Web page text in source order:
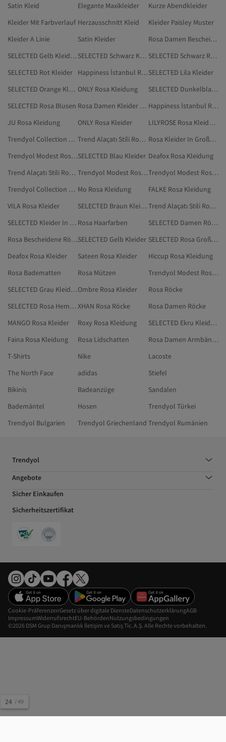
24 /49
Satin Kleid
Elegante Maxikleider
Kurze Abendkleider
Kleider Mit Farbverlauf Herzausschnitt Kleid
Kleider Paisley Muster
Kleider A Linie
Satin Kleider
Rosa Damen Bescheidene Kleider
SELECTED Gelb Kleidung
SELECTED Schwarz Kleider
SELECTED Schwarz Röcke
SELECTED Rot Kleider
Happiness İstanbul Rosa KleidungSELECTED Lila Kleider
SELECTED Orange Kleidung ONLY Rosa Kleidung
SELECTED Dunkelblau Kleidung
SELECTED Rosa Blusen
Rosa Damen Kleider In Großen Größen
Happiness İstanbul Rosa Kleider
JU Rosa Kleidung
ONLY Rosa Kleider
LILYROSE Rosa Kleidung
Trendyol Collection Rosa Mützen
Trend Alaçatı Stili Rosa Bescheidene Kleider
Rosa Kleider In Großen Größen
Trendyol Modest Rosa KleidungSELECTED Blau Kleider Deafox Rosa Kleidung
Trend Alaçatı Stili Rosa Kleider
Trendyol Modest Rosa Bescheidene Kleider
Trendyol Modest Rosa Kleider
Trendyol Collection Rosa Röcke Mo Rosa Kleidung
FALKE Rosa Kleidung
VILA Rosa Kleider
SELECTED Braun Kleidung
Trend Alaçatı Stili Rosa Kleidung
SELECTED Kleider In Großen Größen Rosa Haarfarben
SELECTED Damen Röcke
Rosa Bescheidene RöckeSELECTED Gelb Kleider
SELECTED Rosa Große Größen
Deafox Rosa Kleider
Sateen Rosa Kleider
Hiccup Rosa Kleidung
Rosa Badematten
Rosa Mützen
Trendyol Modest Rosa Modest Kleidung
SELECTED Grau KleidungOmbre Rosa Kleider
Rosa Röcke
SELECTED Rosa Hemden XHAN Rosa Röcke
Rosa Damen Röcke
MANGO Rosa Kleider
Roxy Rosa Kleidung
SELECTED Ekru Kleidung
Faina Rosa Kleidung
Rosa Lidschatten
Rosa Damen Armbänder
T-Shirts
Nike
Lacoste
The North Face
adidas
Stiefel
Bikinis
Badeanzüge
Sandalen
Bademäntel
Hosen
Trendyol Türkei
Trendyol Bulgarien
Trendyol Griechenland Trendyol Rumänien
Trendyol
Angebote
Sicher Einkaufen
Sicherheitszertifikat
©2026 DSM Grup Danışmanlık İletişim ve Satış Tic. A.Ş. Alle Rechte vorbehalten.
Cookie-PräferenzenGesetz über digitale DiensteDatenschutzerklärungAGB
ImpressumWiderrufsrechtEU-BehördenNutzungsbedingungen